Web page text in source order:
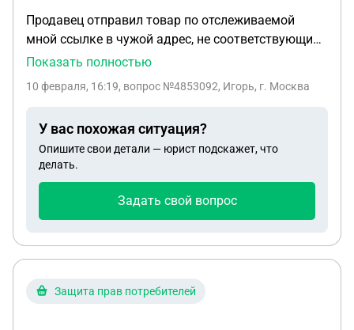
Продавец отправил товар по отслеживаемой
мной ссылке в чужой адрес, не соответствующий
моим реквизитам. При этом у меня в кабинете
Спор открыть не могу. Что делать.
Показать полностью
10 февраля, 16:19, вопрос №4853092, Игорь, г. Москва
У вас похожая ситуация?
Опишите свои детали — юрист подскажет, что
делать.
Задать свой вопрос
Защита прав потребителей